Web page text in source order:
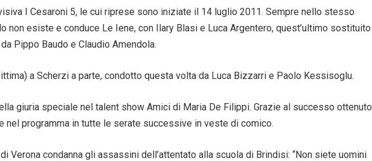
I Cesaroni 5, le cui riprese sono iniziate il 14 luglio 2011. Sempre nello stesso
non esiste e conduce Le Iene, con Ilary Blasi e Luca Argentero, quest’ultimo sostituito
Pippo Baudo e Claudio Amendola.
a Scherzi a parte, condotto questa volta da Luca Bizzarri e Paolo Kessisoglu.
giuria speciale nel talent show Amici di Maria De Filippi. Grazie al successo ottenuto
nel programma in tutte le serate successive in veste di comico.
Verona condanna gli assassini dell’attentato alla scuola di Brindisi: “Non siete uomini